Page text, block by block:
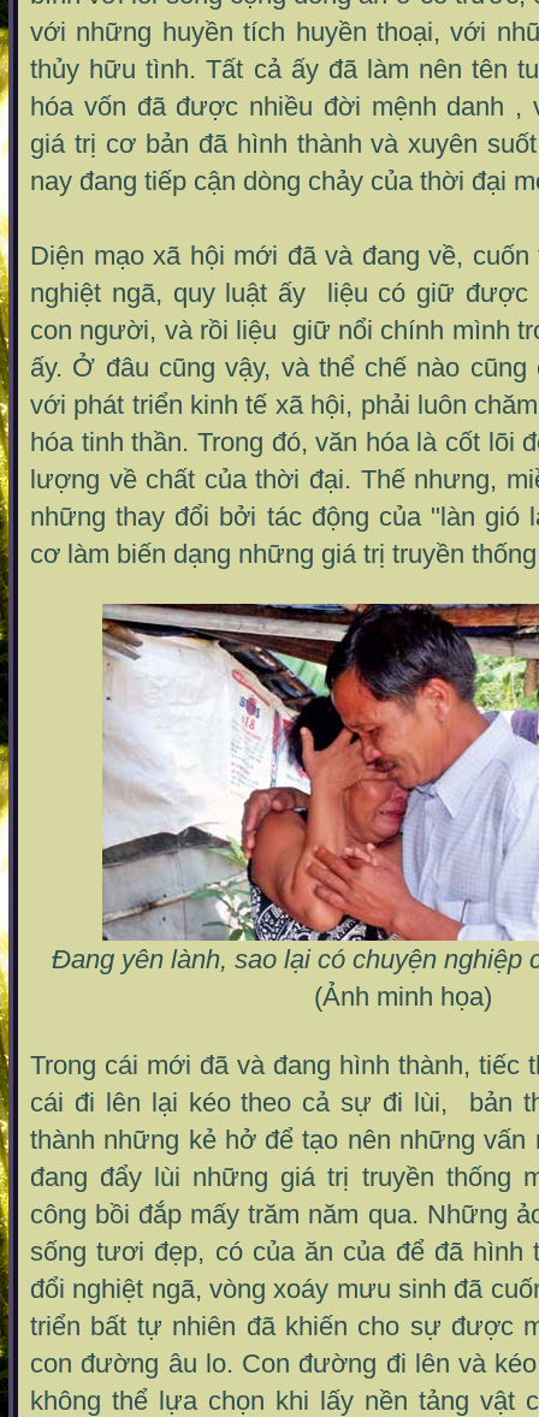
với những huyền tích huyền thoại, với
thủy hữu tình. Tất cả ấy đã làm nên tên
hóa vốn đã được nhiều đời mệnh danh ,
giá trị cơ bản đã hình thành và xuyên
nay đang tiếp cận dòng chảy của thời đại
Diện mạo xã hội mới đã và đang về,
nghiệt ngã, quy luật ấy liệu có giữ được
con người, và rồi liệu giữ nổi chính mình
ấy. Ở đâu cũng vậy, và thể chế nào cũng
với phát triển kinh tế xã hội, phải luôn
hóa tinh thần. Trong đó, văn hóa là cốt lõi
lượng về chất của thời đại. Thế nhưng,
những thay đổi bởi tác động của "làn gió
cơ làm biến dạng những giá trị truyền
Đang yên lành, sao lại có chuyện nghiệp
(Ảnh minh họa)
Trong cái mới đã và đang hình thành, tiếc
cái đi lên lại kéo theo cả sự đi lùi, bản
thành những kẻ hở để tạo nên những vấn
đang đẩy lùi những giá trị truyền thống
công bồi đắp mấy trăm năm qua. Những
sống tươi đẹp, có của ăn của để đã hình
đổi nghiệt ngã, vòng xoáy mưu sinh đã
triển bất tự nhiên đã khiến cho sự được
con đường âu lo. Con đường đi lên và
không thể lựa chọn khi lấy nền tảng vật